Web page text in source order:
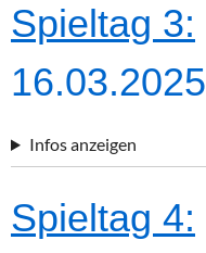
Spieltag 3:
16.03.2025
Infos anzeigen
Spieltag 4: